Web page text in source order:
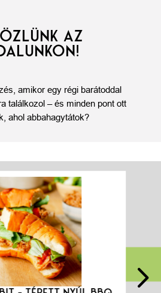
AZ
amikor egy régi barátoddal
találkozol – és minden pont ott
ahol abbahagytátok?